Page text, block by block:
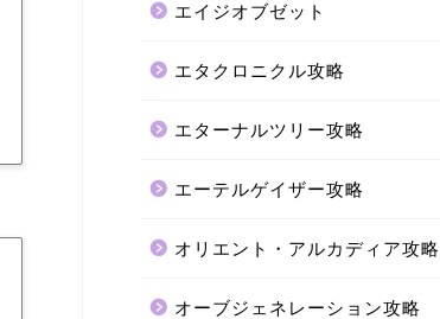
エイジオブゼット
エタクロニクル攻略
エターナルツリー攻略
エーテルゲイザー攻略
オリエント・アルカディア攻略
オーブジェネレーション攻略